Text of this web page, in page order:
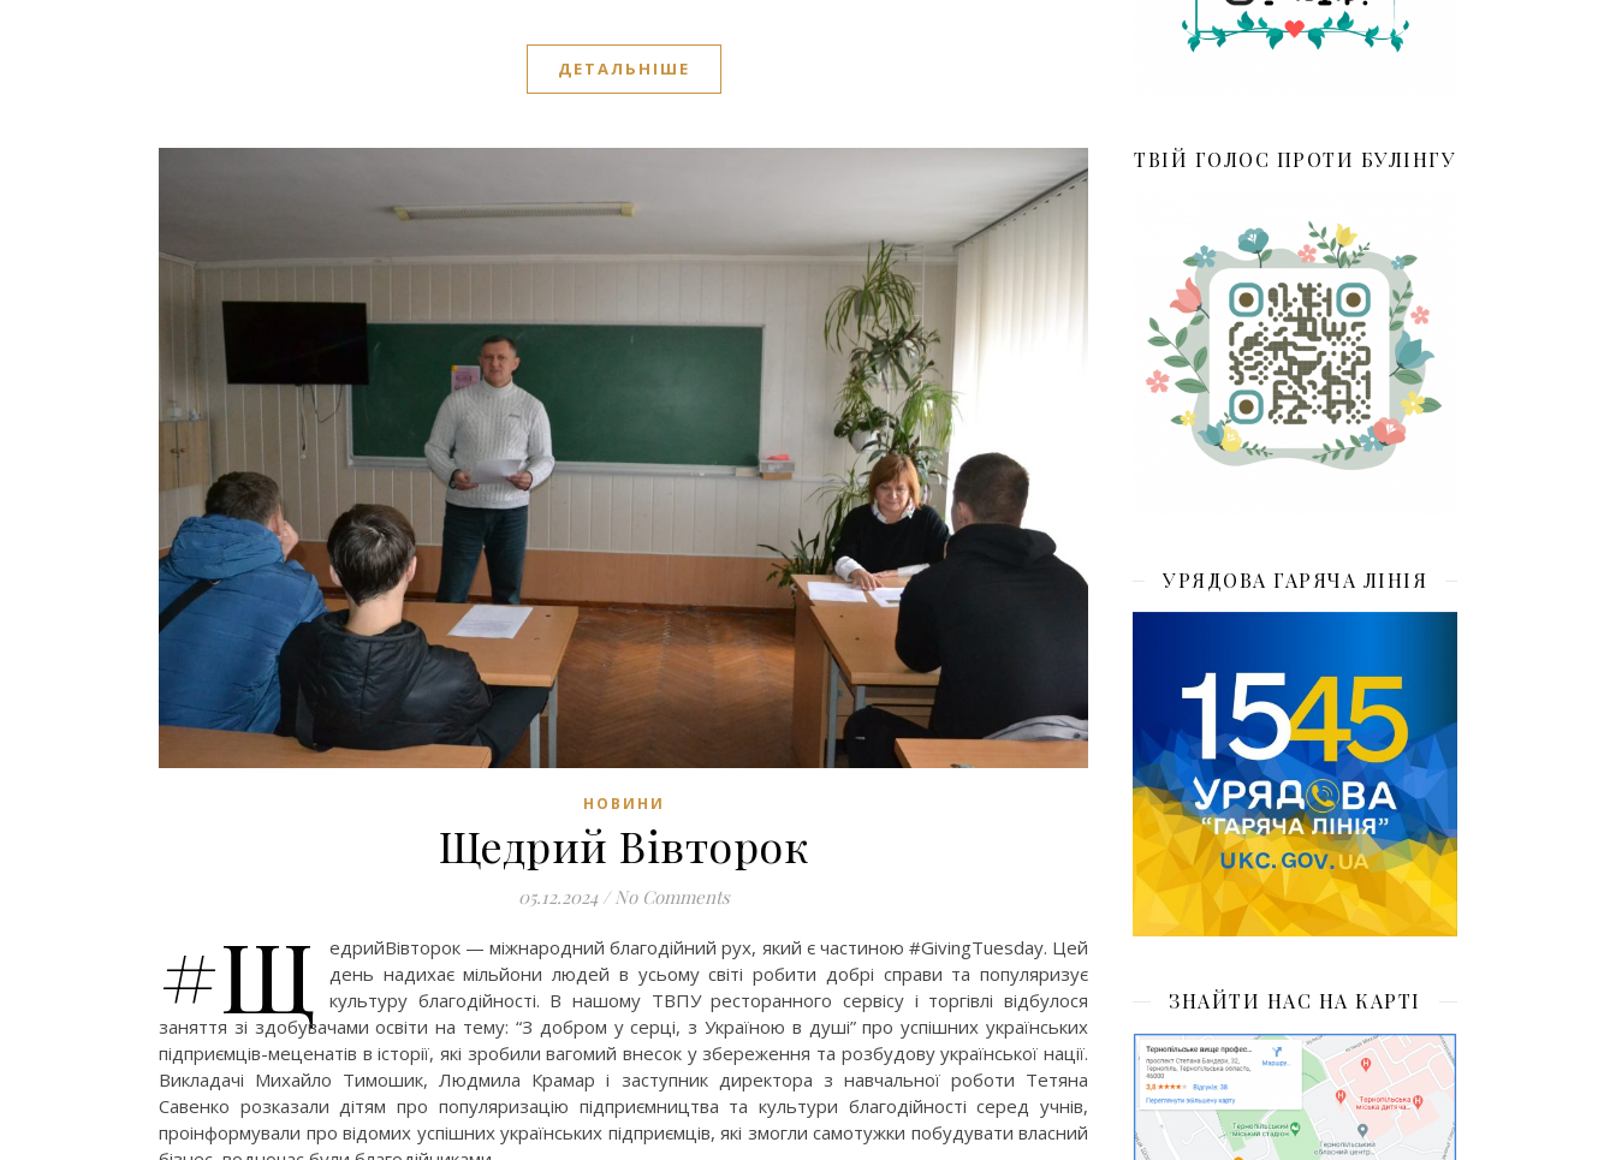
ДЕТАЛЬНІШЕ
НОВИНИ
Щедрий Вівторок
05.12.2024 / No Comments
#Щ
едрийВівторок — міжнародний благодійний рух, який є частиною #GivingTuesday. Цей
день надихає мільйони людей в усьому світі робити добрі справи та популяризує
культуру благодійності. В нашому ТВПУ ресторанного сервісу і торгівлі відбулося
заняття зі здобувачами освіти на тему: “З добром у серці, з Україною в душі” про успішних українських
підприємців-меценатів в історії, які зробили вагомий внесок у збереження та розбудову української нації.
Викладачі Михайло Тимошик, Людмила Крамар і заступник директора з навчальної роботи Тетяна
Савенко розказали дітям про популяризацію підприємництва та культури благодійності серед учнів,
проінформували про відомих успішних українських підприємців, які змогли самотужки побудувати власний
ТВІЙ ГОЛОС ПРОТИ БУЛІНГУ
УРЯДОВА ГАРЯЧА ЛІНІЯ
ЗНАЙТИ НАС НА КАРТІ